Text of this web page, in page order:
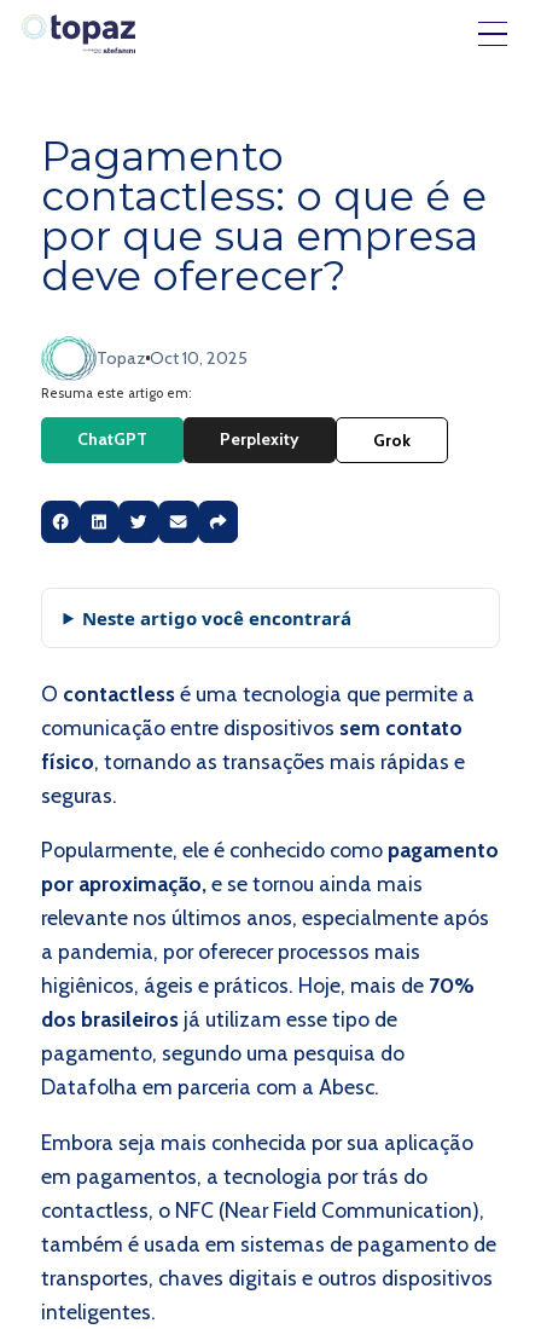
Pagamento
contactless: o que é e
por que sua empresa
deve oferecer?
Topaz Oct 10, 2025
Resuma este artigo em:
ChatGPT Perplexity Grok
Neste artigo você encontrará
O contactlessé uma tecnologia que permite a
comunicação entre dispositivos sem contato
físico, tornando as transações mais rápidas e
seguras.
Popularmente, ele é conhecido como pagamento
por aproximação,e se tornou ainda mais
relevante nos últimos anos, especialmente após
a pandemia, por oferecer processos mais
higiênicos, ágeis e práticos. Hoje, mais de 70%
dos brasileiros já utilizam esse tipo de
pagamento, segundo uma pesquisa do
Datafolha em parceria com a Abesc.
Embora seja mais conhecida por sua aplicação
em pagamentos, a tecnologia por trás do
contactless, o NFC (Near Field Communication),
também é usada em sistemas de pagamento de
transportes, chaves digitais e outros dispositivos
inteligentes.